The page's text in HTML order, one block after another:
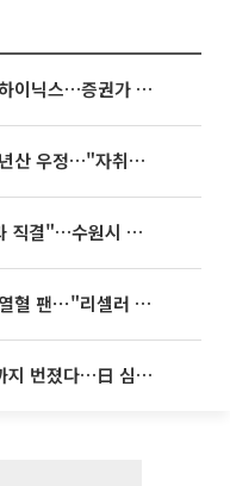
'불안과 기대 사이' 널뛰는 SK하이닉스…증권가 "HBM4·LTA 기반 펀터멘털 견고"
'나혼산' 류혜영, 고경표와 16년산 우정…"자취방서 부모님과 마주쳐"
이재준 시장 "정전, 시민안전과 직결"…수원시 비상대응체계 가동
'차쥐뿔' 이준영, 포켓몬 카드 열혈 팬⋯"리셀러 처단할 것"
축구협회 '성 접대 의혹' 일본까지 번졌다…日 심판 실명 공개